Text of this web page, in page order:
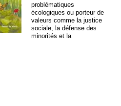
problématiques
écologiques ou porteur de
valeurs comme la justice
sociale, la défense des
minorités et la